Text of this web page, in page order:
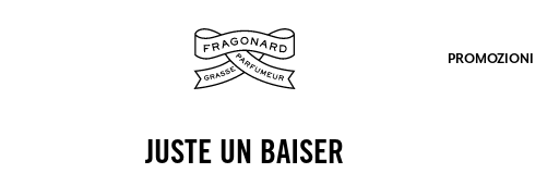
PROMOZIONI
JUSTE UN BAISER